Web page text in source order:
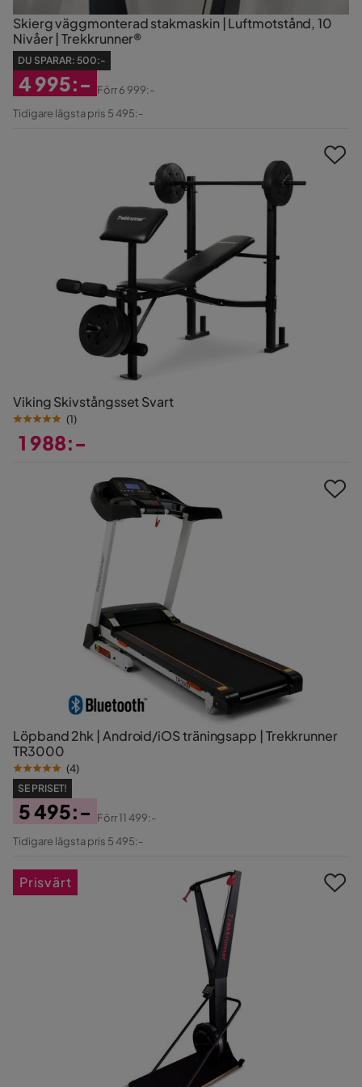
Skierg väggmonterad stakmaskin | Luftmotstånd, 10
Nivåer | Trekkrunner®
DU SPARAR: 500:-
Rabatterat
4 995:-
Original
Förr6 999:-
Tidigare lägsta pris 5 495:-
Viking Skivstångsset Svart
(1)
1 988:-
Löpband 2hk | Android/iOS träningsapp | Trekkrunner
TR3000
(4)
SE PRISET!
Pris
5 495:-
Original
Förr11 499:-
Tidigare lägsta pris 5 495:-
Prisvärt